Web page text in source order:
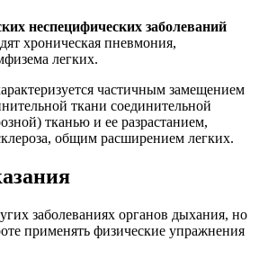
неспецифических заболеваний
хроническая пневмония,
легких.
частичным замещением
ткани соединительной
тканью и ее разрастанием,
общим расширением легких.
заболеваниях органов дыхания, но
применять физические упражнения